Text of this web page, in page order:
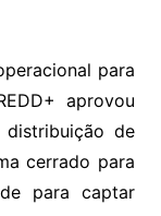
para
aprovou
distribuição de
cerrado para
para captar